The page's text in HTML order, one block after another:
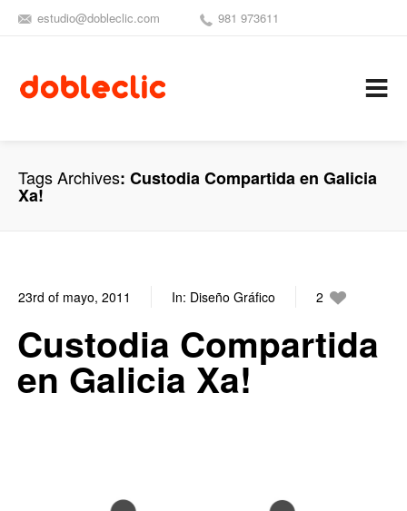
estudio@dobleclic.com 981 973611
Tags Archives Custodia Compartida en Galicia
Xa!
23rd of mayo, 2011 In: Diseño Gráfico
2
Custodia Compartida
en Galicia Xa!